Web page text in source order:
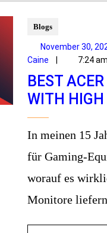
Blogs
November 30,
Caine
7:24 am
BEST
WITH HIGH
In meinen 15 Jahren als Technologieberater
für Gaming-
worauf es
Monitore